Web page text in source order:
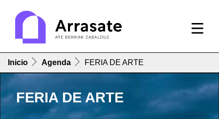
Inicio Agenda FERIA DE ARTE
FERIA DE ARTE